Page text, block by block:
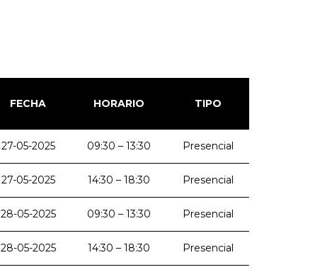
FECHA HORARIO TIPO
27-05-2025 09:30 – 13:30 Presencial
27-05-2025 14:30 – 18:30 Presencial
28-05-2025 09:30 – 13:30 Presencial
28-05-2025 14:30 – 18:30 Presencial